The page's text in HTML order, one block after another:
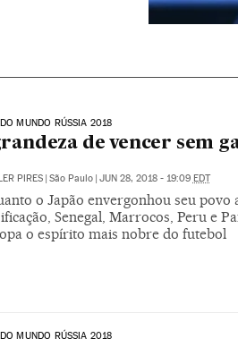
MUNDO RÚSSIA 2018
de vencer sem
PIRES | São Paulo | JUN 28, 2018 - 19:09 EDT
o Japão envergonhou seu povo
Senegal, Marrocos, Peru e
o espírito mais nobre do futebol
MUNDO RÚSSIA 2018